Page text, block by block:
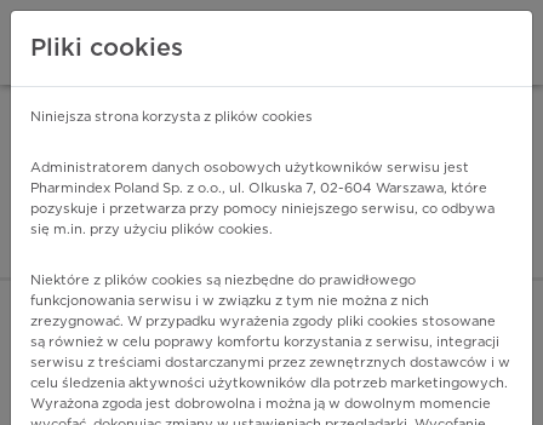
Pharmindex - lider
ZALOGUJ SIĘ
POKAŻ FILTRY
Pliki cookies
Niniejsza strona korzysta z plików cookies
Administratorem danych osobowych użytkowników serwisu jest
Pharmindex Poland Sp. z o.o., ul. Olkuska 7, 02-604 Warszawa, które
pozyskuje i przetwarza przy pomocy niniejszego serwisu, co odbywa
się m.in. przy użyciu plików cookies.
Niektóre z plików cookies są niezbędne do prawidłowego
funkcjonowania serwisu i w związku z tym nie można z nich
zrezygnować. W przypadku wyrażenia zgody pliki cookies stosowane
są również w celu poprawy komfortu korzystania z serwisu, integracji
serwisu z treściami dostarczanymi przez zewnętrznych dostawców i w
celu śledzenia aktywności użytkowników dla potrzeb marketingowych.
Wyrażona zgoda jest dobrowolna i można ją w dowolnym momencie
ZA DARMO - w Google Play INSTALUJ